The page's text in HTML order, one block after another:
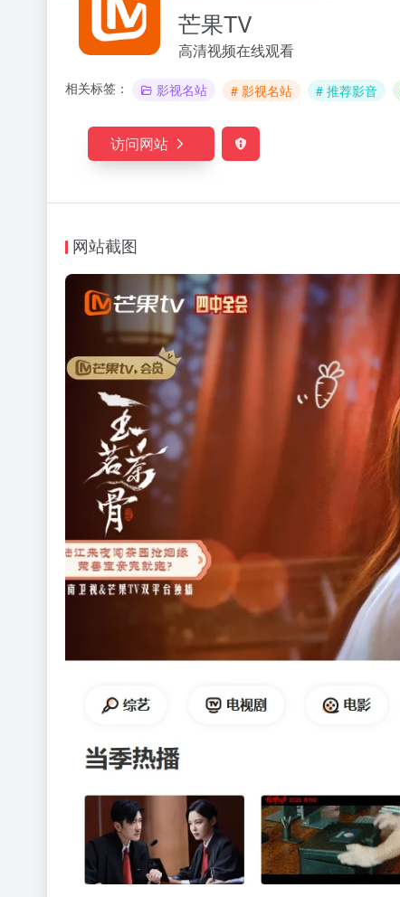
芒果TV
高清视频在线观看
相关标签： 影视名站 # 影视名站 # 推荐影音
访问网站
网站截图